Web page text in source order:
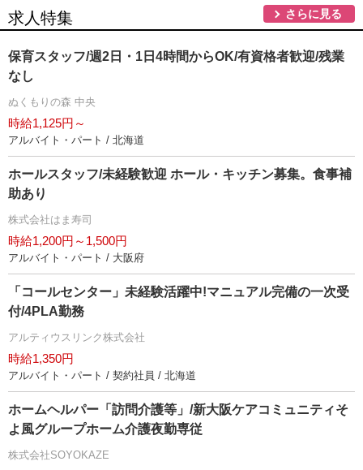
求人特集 さらに見る
保育スタッフ/週2日・1日4時間からOK/有資格者歓迎/残業
なし
ぬくもりの森 中央
時給1,125円～
アルバイト・パート / 北海道
ホールスタッフ/未経験歓迎 ホール・キッチン募集。食事補
助あり
株式会社はま寿司
時給1,200円～1,500円
アルバイト・パート / 大阪府
「コールセンター」未経験活躍中!マニュアル完備の一次受
付/4PLA勤務
アルティウスリンク株式会社
時給1,350円
アルバイト・パート / 契約社員 / 北海道
ホームヘルパー「訪問介護等」/新大阪ケアコミュニティそ
よ風グループホーム介護夜勤専従
株式会社SOYOKAZE